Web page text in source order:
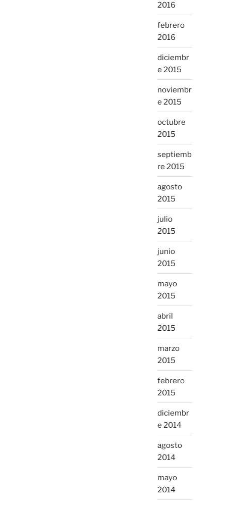
2016
febrero
2016
diciembr
e 2015
noviembr
e 2015
octubre
2015
septiemb
re 2015
agosto
2015
julio
2015
junio
2015
mayo
2015
abril
2015
marzo
2015
febrero
2015
diciembr
e 2014
agosto
2014
mayo
2014